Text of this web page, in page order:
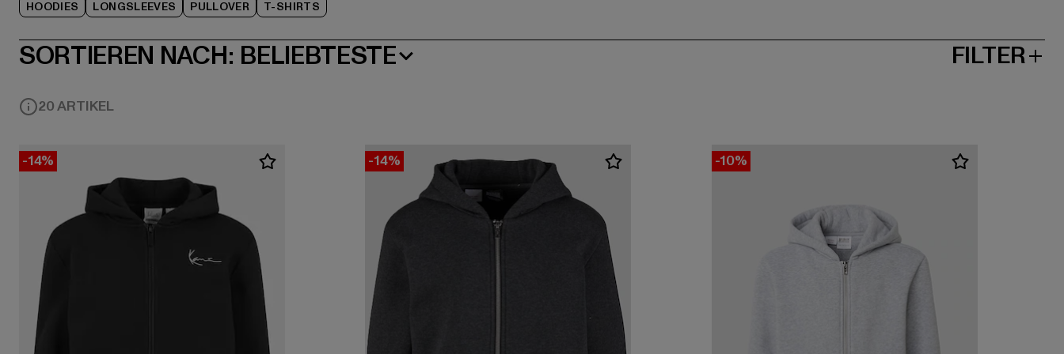
HOODIES LONGSLEEVES PULLOVER T-SHIRTS
SORTIEREN NACH: BELIEBTESTE FILTER
20 ARTIKEL
-14% -14% -10%